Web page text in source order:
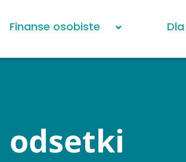
Finanse osobiste
odsetki